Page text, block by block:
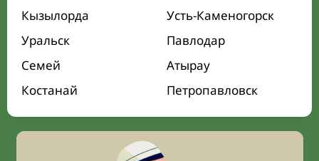
Кызылорда
Усть-Каменогорск
Уральск
Павлодар
Семей
Атырау
Костанай
Петропавловск